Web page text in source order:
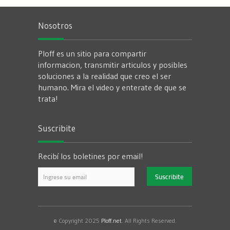
Nosotros
Ploff es un sitio para compartir
informacion, transmitir articulos y posibles
soluciones a la realidad que creo el ser
humano. Mira el video y enterate de que se
trata!
Suscribite
Recibí los boletines por email!
© Copyright 2025 Ploff.net . All Rights Reserved.